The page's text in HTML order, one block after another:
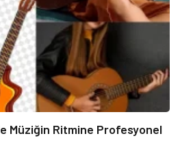
Müziğin Ritmine Profesyonel